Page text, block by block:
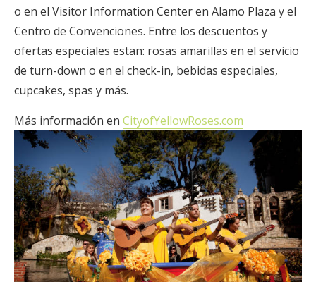
o en el Visitor Information Center en Alamo Plaza y el
Centro de Convenciones. Entre los descuentos y
ofertas especiales estan: rosas amarillas en el servicio
de turn-down o en el check-in, bebidas especiales,
cupcakes, spas y más.
Más información en CityofYellowRoses.com